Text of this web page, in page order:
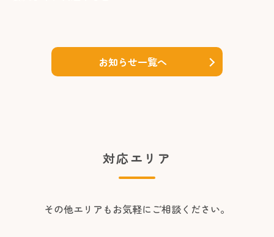
お知らせ一覧へ
対応エリア
その他エリアもお気軽にご相談ください。